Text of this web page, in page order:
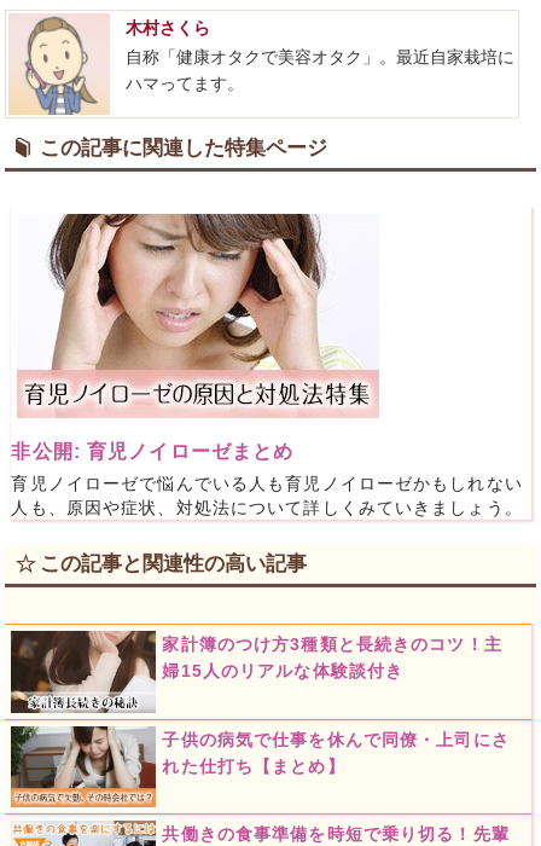
木村さくら
自称「健康オタクで美容オタク」。最近自家栽培に
ハマってます。
この記事に関連した特集ページ
非公開: 育児ノイローゼまとめ
育児ノイローゼで悩んでいる人も育児ノイローゼかもしれない
人も、原因や症状、対処法について詳しくみていきましょう。
この記事と関連性の高い記事
家計簿のつけ方3種類と長続きのコツ！主
婦15人のリアルな体験談付き
子供の病気で仕事を休んで同僚・上司にさ
れた仕打ち【まとめ】
共働きの食事準備を時短で乗り切る！先輩